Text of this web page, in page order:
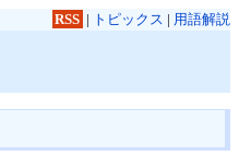
RSS | トピックス | 用語解説